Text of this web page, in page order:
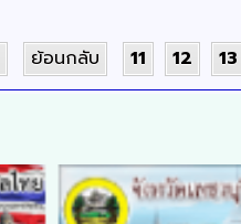
ย้อนกลับ 11 12 13